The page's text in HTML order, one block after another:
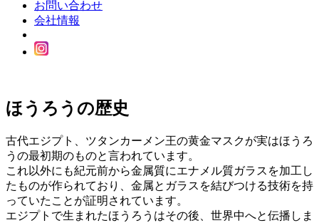
お問い合わせ
会社情報
ほうろうの歴史
古代エジプト、ツタンカーメン王の黄金マスクが実はほうろ
うの最初期のものと言われています。
これ以外にも紀元前から金属質にエナメル質ガラスを加工し
たものが作られており、金属とガラスを結びつける技術を持
っていたことが証明されています。
エジプトで生まれたほうろうはその後、世界中へと伝播しま